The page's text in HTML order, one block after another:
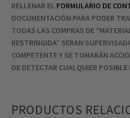
RELLENAR EL FORMULARIO DE
DOCUMENTACIÓN PARA PODER
TODAS LAS COMPRAS DE
RESTRINGIDA” SERAN
COMPETENTE Y SE TOMARÁN
DE DETECTAR CUALQUIER
PRODUCTOS